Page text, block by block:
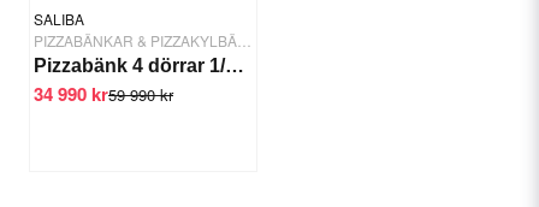
SALIBA
Pizzabänk 4 dörrar 1/6 GN 2785 mm -2/+6 C
59 990 kr
34 990 kr